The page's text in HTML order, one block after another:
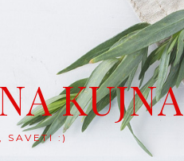
KUJNA
SAVETI :)